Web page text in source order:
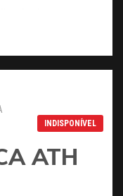
INDISPONÍVEL
ATH